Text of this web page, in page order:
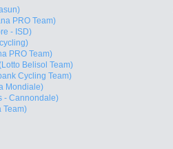
PRO Team)
- ISD)
PRO Team)
Belisol Team)
Cycling Team)
Mondiale)
- Cannondale)
Team)